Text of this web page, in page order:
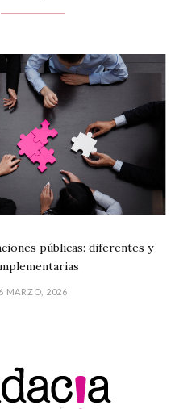
públicas: diferentes y
6 MARZO, 2026